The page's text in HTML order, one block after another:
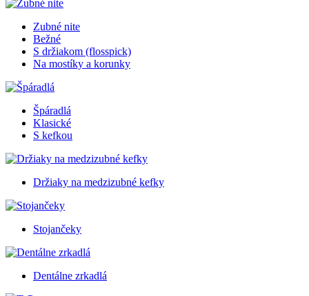
Zubné nite
Bežné
S držiakom (flosspick)
Na mostíky a korunky
Špáradlá
Klasické
S kefkou
Držiaky na medzizubné kefky
Stojančeky
Dentálne zrkadlá